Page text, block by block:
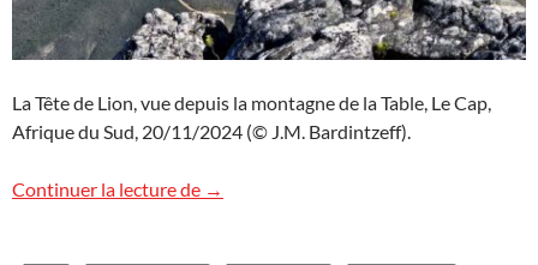
La Tête de Lion, vue depuis la montagne de la Table, Le Cap,
Afrique du Sud, 20/11/2024 (© J.M. Bardintzeff).
Continuer la lecture de Très bonne année 2025 !
→